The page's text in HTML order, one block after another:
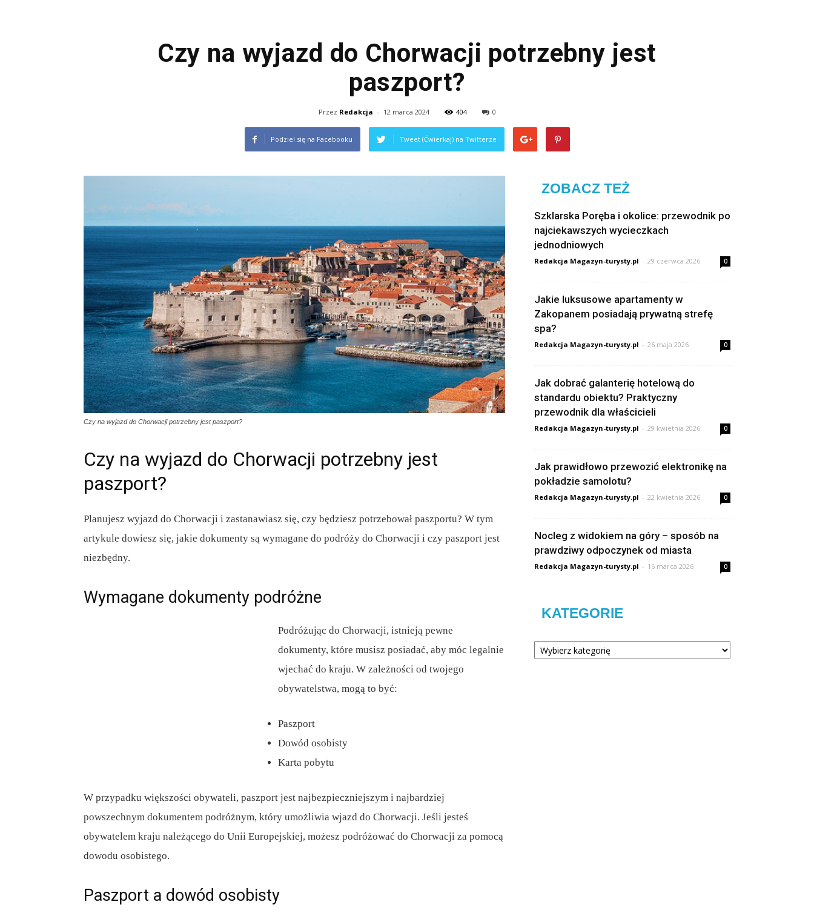
Czy na wyjazd do Chorwacji potrzebny jest
paszport?
Przez Redakcja - 12 marca 2024 404 0
Podziel się na Facebooku Tweet (Ćwierkaj) na Twitterze
Czy na wyjazd do Chorwacji potrzebny jest paszport?
Czy na wyjazd do Chorwacji potrzebny jest
paszport?
Planujesz wyjazd do Chorwacji i zastanawiasz się, czy będziesz potrzebował paszportu? W tym
artykule dowiesz się, jakie dokumenty są wymagane do podróży do Chorwacji i czy paszport jest
niezbędny.
Wymagane dokumenty podróżne
Podróżując do Chorwacji, istnieją pewne
dokumenty, które musisz posiadać, aby móc legalnie
wjechać do kraju. W zależności od twojego
obywatelstwa, mogą to być:
Paszport
Dowód osobisty
Karta pobytu
W przypadku większości obywateli, paszport jest najbezpieczniejszym i najbardziej
powszechnym dokumentem podróżnym, który umożliwia wjazd do Chorwacji. Jeśli jesteś
obywatelem kraju należącego do Unii Europejskiej, możesz podróżować do Chorwacji za pomocą
dowodu osobistego.
Paszport a dowód osobisty
ZOBACZ TEŻ
Szklarska Poręba i okolice: przewodnik po
najciekawszych wycieczkach
jednodniowych
Redakcja Magazyn-turysty.pl - 29 czerwca 2026 0
Jakie luksusowe apartamenty w
Zakopanem posiadają prywatną strefę
spa?
Redakcja Magazyn-turysty.pl - 26 maja 2026 0
Jak dobrać galanterię hotelową do
standardu obiektu? Praktyczny
przewodnik dla właścicieli
Redakcja Magazyn-turysty.pl - 29 kwietnia 2026 0
Jak prawidłowo przewozić elektronikę na
pokładzie samolotu?
Redakcja Magazyn-turysty.pl - 22 kwietnia 2026 0
Nocleg z widokiem na góry – sposób na
prawdziwy odpoczynek od miasta
Redakcja Magazyn-turysty.pl - 16 marca 2026 0
KATEGORIE
Kategorie